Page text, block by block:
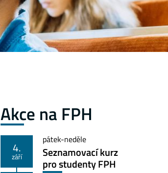
Akce na FPH
4.
září
pátek-neděle
Seznamovací kurz
pro studenty FPH